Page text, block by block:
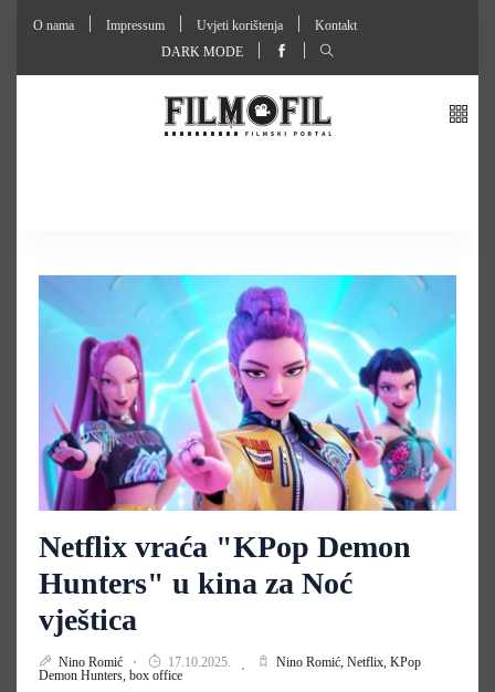
O nama Impressum Uvjeti korištenja
Kontakt
DARK MODE
Netflix vraća "KPop Demon
Hunters" u kina za Noć
vještica
Nino Romić 17.10.2025. Nino Romić, Netflix, KPop
Demon Hunters, box office